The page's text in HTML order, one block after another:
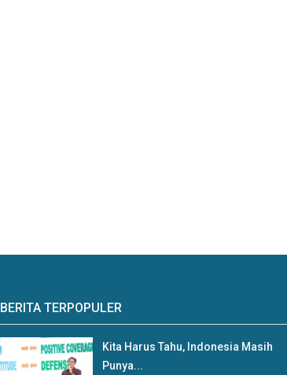
BERITA TERPOPULER
Kita Harus Tahu, Indonesia Masih
Punya...